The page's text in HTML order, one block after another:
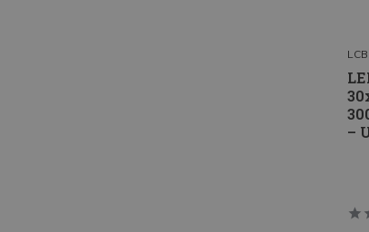
LCB
–